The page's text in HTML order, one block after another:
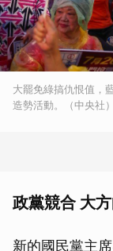
大罷免綠搞仇恨值，
造勢活動。（中央社）
政黨競合 大
新的國民黨主